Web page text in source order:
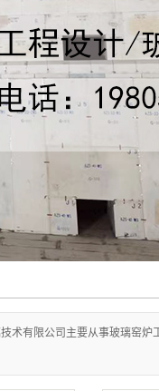
术有限公司主要从事玻璃窑